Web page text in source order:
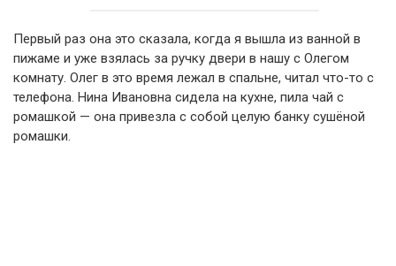
Первый раз она это сказала, когда я вышла из ванной в
пижаме и уже взялась за ручку двери в нашу с Олегом
комнату. Олег в это время лежал в спальне, читал что-то с
телефона. Нина Ивановна сидела на кухне, пила чай с
ромашкой — она привезла с собой целую банку сушёной
ромашки.